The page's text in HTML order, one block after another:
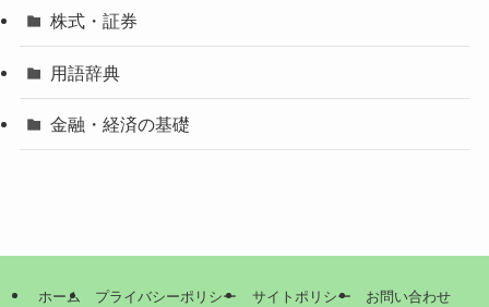
株式・証券
用語辞典
金融・経済の基礎
ホーム プライバシーポリシー サイトポリシー お問い合わせ